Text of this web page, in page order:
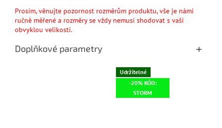
Prosím, věnujte pozornost rozměrům produktu, vše je námi
ručně měřené a rozměry se vždy nemusí shodovat s vaší
obvyklou velikostí.
Doplňkové parametry
Udržitelné
-20% KÓD:
STORM